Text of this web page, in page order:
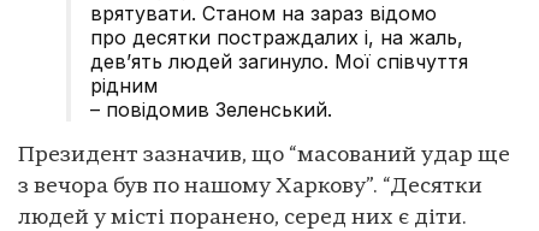
врятувати. Станом на зараз відомо
про десятки постраждалих і, на жаль,
дев’ять людей загинуло. Мої співчуття
рідним
– повідомив Зеленський.
Президент зазначив, що “масований удар ще
з вечора був по нашому Харкову”. “Десятки
людей у місті поранено, серед них є діти.